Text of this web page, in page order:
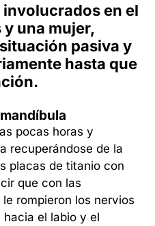
en el
una mujer,
pasiva y
hasta que
pocas horas y
recuperándose de la
placas de titanio con
que con las
rompieron los nervios
el labio y el